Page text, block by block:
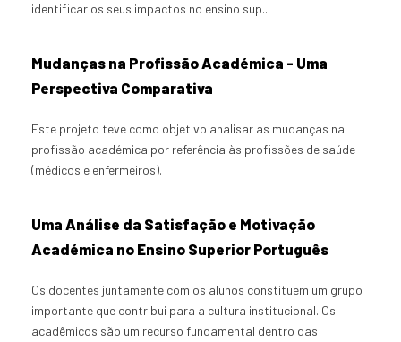
identificar os seus impactos no ensino sup...
Mudanças na Profissão Académica - Uma
Perspectiva Comparativa
Este projeto teve como objetivo analisar as mudanças na
profissão académica por referência às profissões de saúde
(médicos e enfermeiros).
Uma Análise da Satisfação e Motivação
Académica no Ensino Superior Português
Os docentes juntamente com os alunos constituem um grupo
importante que contribui para a cultura institucional. Os
acadêmicos são um recurso fundamental dentro das